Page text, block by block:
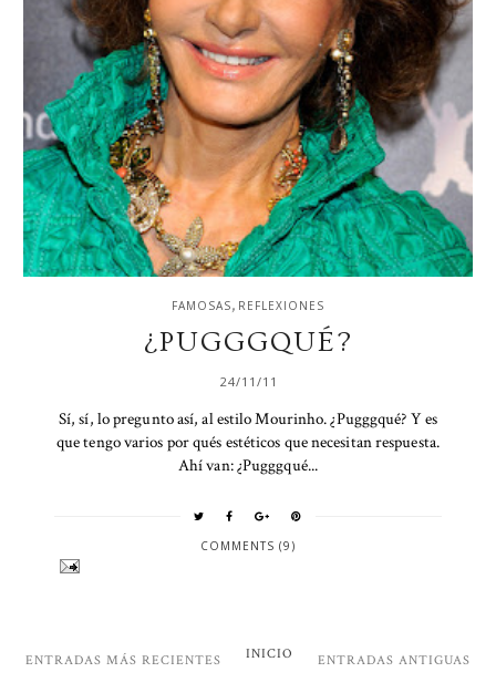
FAMOSAS, REFLEXIONES
¿PUGGGQUÉ?
24/11/11
Sí, sí, lo pregunto así, al estilo Mourinho. ¿Pugggqué? Y es
que tengo varios por qués estéticos que necesitan respuesta.
Ahí van: ¿Pugggqué...
COMMENTS (9)
ENTRADAS MÁS RECIENTES ENTRADAS ANTIGUAS
INICIO